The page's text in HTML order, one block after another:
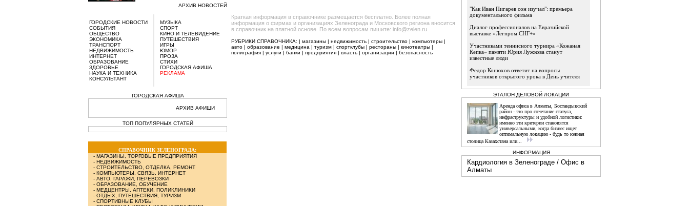
АРХИВ НОВОСТЕЙ
ГОРОДСКИЕ НОВОСТИ
СОБЫТИЯ
ОБЩЕСТВО
ЭКОНОМИКА
ТРАНСПОРТ
НЕДВИЖИМОСТЬ
ИНТЕРНЕТ
ОБРАЗОВАНИЕ
ЗДОРОВЬЕ
НАУКА И ТЕХНИКА
КОНСУЛЬТАНТ
МУЗЫКА
СПОРТ
КИНО И ТЕЛЕВИДЕНИЕ
ПУТЕШЕСТВИЯ
ИГРЫ
ЮМОР
ПРОЗА
СТИХИ
ГОРОДСКАЯ АФИША
РЕКЛАМА
ГОРОДСКАЯ АФИША
АРХИВ АФИШИ
ТОП ПОПУЛЯРНЫХ СТАТЕЙ
СПРАВОЧНИК ЗЕЛЕНОГРАДА:
- МАГАЗИНЫ, ТОРГОВЫЕ ПРЕДПРИЯТИЯ
- НЕДВИЖИМОСТЬ
- СТРОИТЕЛЬСТВО, ОТДЕЛКА, РЕМОНТ
- КОМПЬЮТЕРЫ, СВЯЗЬ, ИНТЕРНЕТ
- АВТО, ГАРАЖИ, ПЕРЕВОЗКИ
- ОБРАЗОВАНИЕ, ОБУЧЕНИЕ
- МЕДЦЕНТРЫ, АПТЕКИ, ПОЛИКЛИНИКИ
- ОТДЫХ, ПУТЕШЕСТВИЯ, ТУРИЗМ
- СПОРТИВНЫЕ КЛУБЫ
Краткая информация в справочнике размещается бесплатно. Более полная
информация о фирмах и организациях Зеленограда и Московского региона вносится
в справочник на платной основе. По всем вопросам пишите: info@zelen.ru
РУБРИКИ СПРАВОЧНИКА: | магазины недвижимость строительство компьютеры
авто
образование медицина туризм спортклубы рестораны кинотеатры
полиграфия
услуги банки предприятия власть организации безопасность
"Как Иван Пигарев сон изучал": премьера
документального фильма
Диалог профессионалов на Евразийской
выставке «Легпром СНГ+»
Участниками теннисного турнира «Кожаная
Кепка» памяти Юрия Лужкова станут
известные люди
Федор Конюхов ответит на вопросы
участников открытого урока в День учителя
ЭТАЛОН ДЕЛОВОЙ ЛОКАЦИИ
Аренда офиса в Алматы, Бостандыкский
район - это про сочетание статуса,
инфраструктуры и удобной логистики:
именно эти критерии становятся
универсальными, когда бизнес ищет
оптимальную локацию - будь то южная
столица Казахстана или...
ИНФОРМАЦИЯ
Кардиология в Зеленограде / Офис в
Алматы